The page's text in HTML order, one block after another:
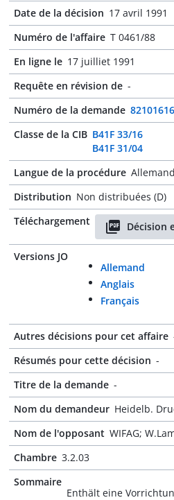
Date de la décision 17 avril 1991
Numéro de l'affaire T 0461/88
En ligne le 17 juilliet 1991
Requête en révision de -
Numéro de la demande
Classe de la CIB B41F 33/16
B41F 31/04
Langue de la procédure Allemand
Distribution Non distribuées (D)
Téléchargement
Décision
Versions JO
Allemand
Anglais
Français
Autres décisions pour cet affaire
Résumés pour cette décision -
Titre de la demande -
Nom du demandeur Heidelb.
Nom de l'opposant WIFAG;
Chambre 3.2.03
Sommaire
Enthält eine